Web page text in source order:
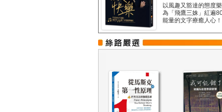
以風趣又豁達的態度
為「飛鷹三姝」紅遍
能量的文字療癒人心